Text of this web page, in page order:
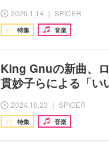
2026.1.14 ｜ SPICER
特集 音楽
King Gnuの新曲、
貫妙子らによる「
2024.10.23 ｜ SPICER
特集 音楽